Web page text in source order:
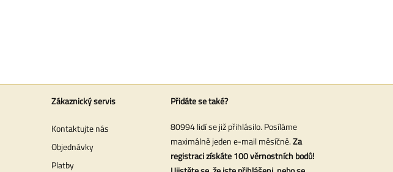
Zákaznický servis
Kontaktujte nás
Objednávky
Platby
Přidáte se také?
80994 lidí se již přihlásilo. Posíláme
maximálně jeden e-mail měsíčně.Za
registraci získáte 100 věrnostních bodů!